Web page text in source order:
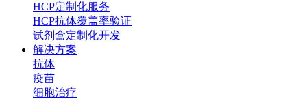
HCP定制化服务
HCP抗体覆盖率验证
试剂盒定制化开发
解决方案
抗体
疫苗
细胞治疗